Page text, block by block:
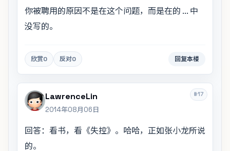
你被聘用的原因不是在这个问题，而是在的 ... 中
没写的。
欣赏0 反对0 回复本楼
#17
LawrenceLin
2014年08月06日
回答：看书，看《失控》。哈哈，正如张小龙所说
的。